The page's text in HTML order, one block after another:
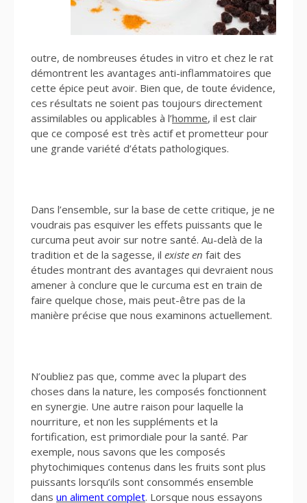
outre, de nombreuses études in vitro et chez le rat
démontrent les avantages anti-inflammatoires que
cette épice peut avoir. Bien que, de toute évidence,
ces résultats ne soient pas toujours directement
assimilables ou applicables à l’homme, il est clair
que ce composé est très actif et prometteur pour
une grande variété d’états pathologiques.
Dans l’ensemble, sur la base de cette critique, je ne
voudrais pas esquiver les effets puissants que le
curcuma peut avoir sur notre santé. Au-delà de la
tradition et de la sagesse, il existe en fait des
études montrant des avantages qui devraient nous
amener à conclure que le curcuma est en train de
faire quelque chose, mais peut-être pas de la
manière précise que nous examinons actuellement.
N’oubliez pas que, comme avec la plupart des
choses dans la nature, les composés fonctionnent
en synergie. Une autre raison pour laquelle la
nourriture, et non les suppléments et la
fortification, est primordiale pour la santé. Par
exemple, nous savons que les composés
phytochimiques contenus dans les fruits sont plus
puissants lorsqu’ils sont consommés ensemble
dans un aliment complet. Lorsque nous essayons